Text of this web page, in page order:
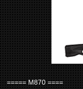
===== M870 ====